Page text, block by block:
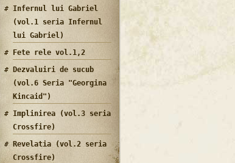
Infernul lui Gabriel
(vol.1 seria Infernul
lui Gabriel)
Fete rele vol.1,2
Dezvaluiri de sucub
(vol.6 Seria "Georgina
Kincaid")
Implinirea (vol.3 seria
Crossfire)
Revelatia (vol.2 seria
Crossfire)